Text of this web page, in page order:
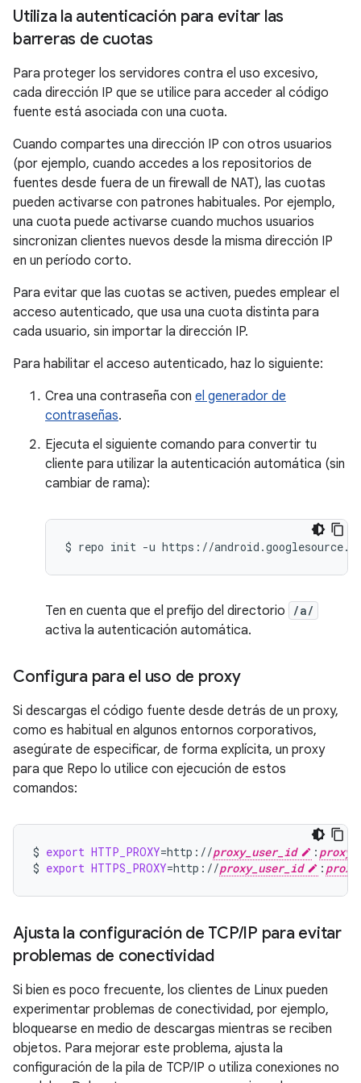
Utiliza la autenticación para evitar las
barreras de cuotas
Para proteger los servidores contra el uso excesivo,
cada dirección IP que se utilice para acceder al código
fuente está asociada con una cuota.
Cuando compartes una dirección IP con otros usuarios
(por ejemplo, cuando accedes a los repositorios de
fuentes desde fuera de un firewall de NAT), las cuotas
pueden activarse con patrones habituales. Por ejemplo,
una cuota puede activarse cuando muchos usuarios
sincronizan clientes nuevos desde la misma dirección IP
en un período corto.
Para evitar que las cuotas se activen, puedes emplear el
acceso autenticado, que usa una cuota distinta para
cada usuario, sin importar la dirección IP.
Para habilitar el acceso autenticado, haz lo siguiente:
Crea una contraseña con el generador de
contraseñas.
Ejecuta el siguiente comando para convertir tu
cliente para utilizar la autenticación automática (sin
cambiar de rama):
$ repo init -u
Ten en cuenta que el prefijo del directorio /a/
activa la autenticación automática.
Configura para el uso de proxy
Si descargas el código fuente desde detrás de un proxy,
como es habitual en algunos entornos corporativos,
asegúrate de especificar, de forma explícita, un proxy
para que Repo lo utilice con ejecución de estos
comandos:
$ export HTTP_PROXY=http://proxy_user_id :
$ export HTTPS_PROXY=http://proxy_user_id :
Ajusta la configuración de TCP/IP para evitar
problemas de conectividad
Si bien es poco frecuente, los clientes de Linux pueden
experimentar problemas de conectividad, por ejemplo,
bloquearse en medio de descargas mientras se reciben
objetos. Para mejorar este problema, ajusta la
configuración de la pila de TCP/IP o utiliza conexiones no